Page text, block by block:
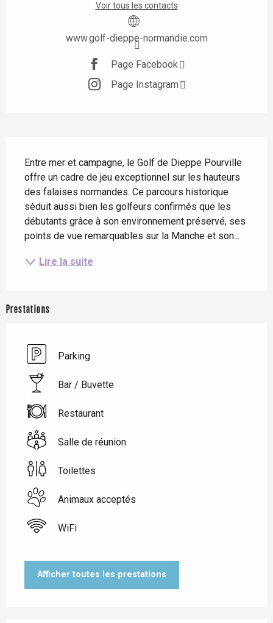
Voir tous les contacts
www.golf-dieppe-normandie.com
Page Facebook
Page Instagram
Entre mer et campagne, le Golf de Dieppe Pourville
offre un cadre de jeu exceptionnel sur les hauteurs
des falaises normandes. Ce parcours historique
séduit aussi bien les golfeurs confirmés que les
débutants grâce à son environnement préservé, ses
points de vue remarquables sur la Manche et son...
Lire la suite
Prestations
Parking
Bar / Buvette
Restaurant
Salle de réunion
Toilettes
Animaux acceptés
WiFi
Afficher toutes les prestations